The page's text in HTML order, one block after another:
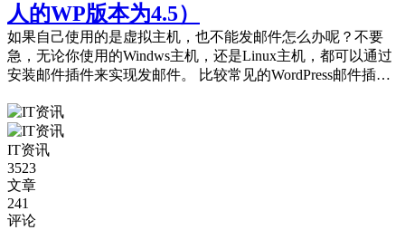
人的WP版本为4.5）
如果自己使用的是虚拟主机，也不能发邮件怎么办呢？不要
急，无论你使用的Windws主机，还是Linux主机，都可以通过
安装邮件插件来实现发邮件。 比较常见的WordPress邮件插件
IT资讯
3523
文章
241
评论